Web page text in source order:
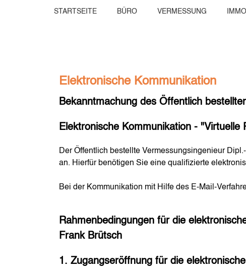
STARTSEITE BÜRO VERMESSUNG
Elektronische Kommunikation
Bekanntmachung des Öffentlich
Elektronische Kommunikation - "Virtuelle
Der Öffentlich bestellte Vermessungsingenieur
an. Hierfür benötigen Sie eine qualifizierte
Bei der Kommunikation mit Hilfe des E-Mail-
Rahmenbedingungen für die
Frank Brütsch
1. Zugangseröffnung für die